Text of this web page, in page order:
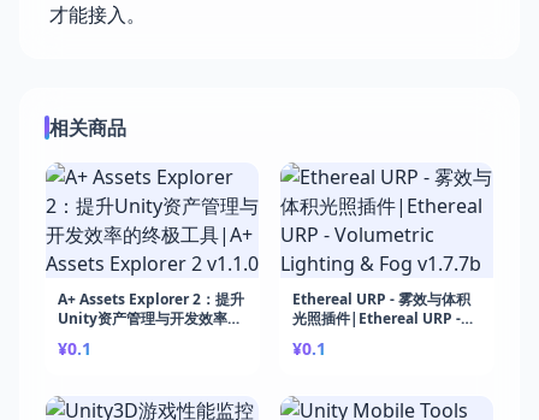
才能接入。
相关商品
A+ Assets Explorer 2：提升
Unity资产管理与开发效率的
Explorer 2 v1.1.0
¥0.1
Ethereal URP - 雾效与体积
光照插件|Ethereal URP -
Fog v1.7.7b
¥0.1